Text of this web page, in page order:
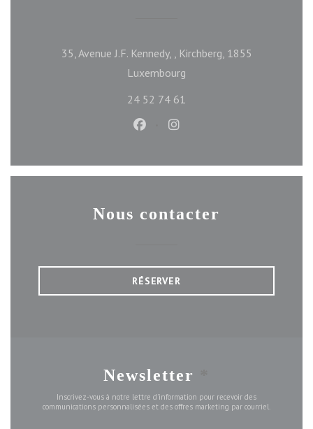
35, Avenue J.F. Kennedy, , Kirchberg, 1855
Luxembourg
24 52 74 61
Facebook ((ouvre une nouvelle
Instagram ((ouvre une
Nous contacter
RÉSERVER
Newsletter
Inscrivez-vous à notre lettre d'information pour recevoir des
communications personnalisées et des offres marketing par courriel.